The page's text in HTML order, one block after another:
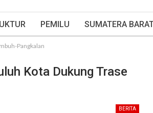
PEMILU SUMATERA
Pangkalan
Kota Dukung Trase
BERITA